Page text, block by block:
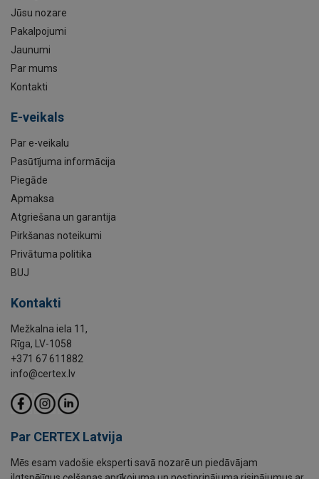
Jūsu nozare
Pakalpojumi
Jaunumi
Par mums
Kontakti
E-veikals
Par e-veikalu
Pasūtījuma informācija
Piegāde
Apmaksa
Atgriešana un garantija
Pirkšanas noteikumi
Privātuma politika
BUJ
Kontakti
Mežkalna iela 11,
Rīga, LV-1058
+371 67 611882
info@certex.lv
Par CERTEX Latvija
Mēs esam vadošie eksperti savā nozarē un piedāvājam